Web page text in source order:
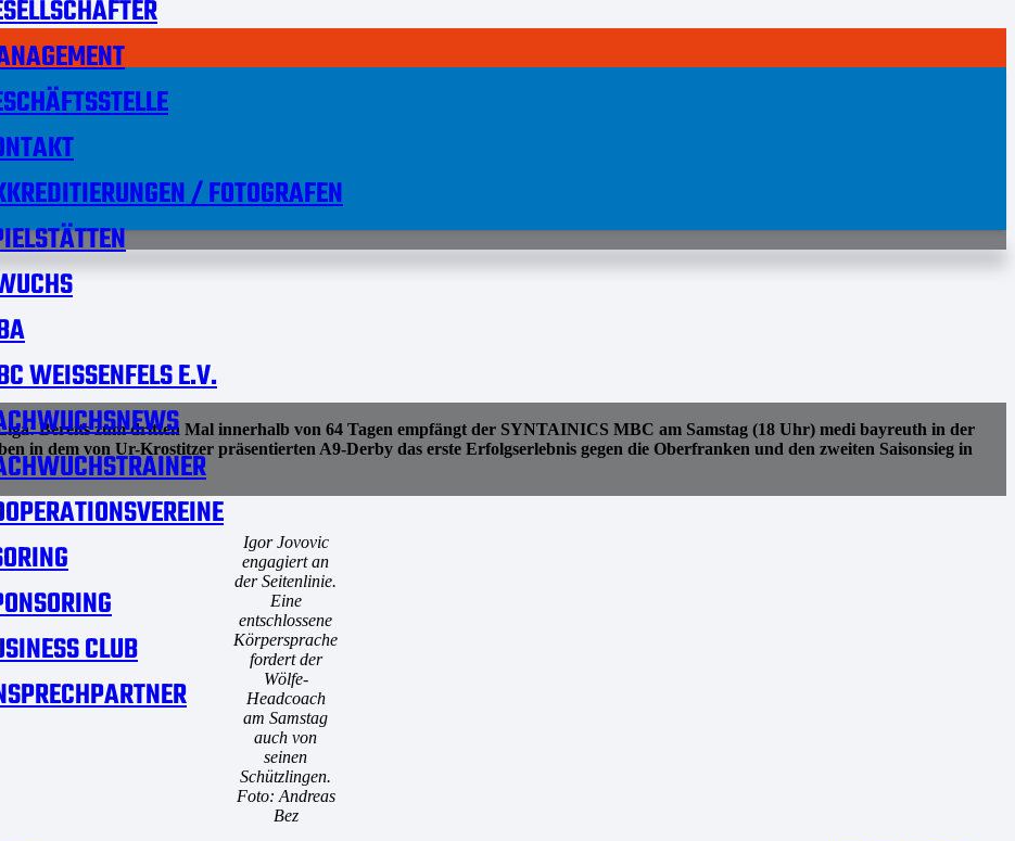
/ FOTOGRAFEN
WEISSENFELS E.V.
CLUB
Bereits zum dritten Mal innerhalb von 64 Tagen empfängt der SYNTAINICS MBC am Samstag (18 Uhr) medi bayreuth in der
in dem von Ur-Krostitzer präsentierten A9-Derby das erste Erfolgserlebnis gegen die Oberfranken und den zweiten Saisonsieg in
Igor Jovovic
engagiert an
der Seitenlinie.
Eine
entschlossene
Körpersprache
fordert der
Wölfe-
Headcoach
am Samstag
auch von
seinen
Schützlingen.
Foto: Andreas
Bez